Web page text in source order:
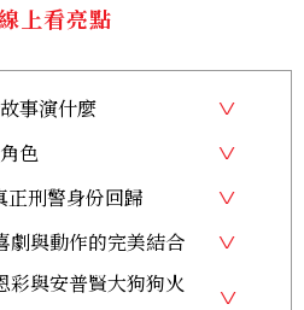
上看亮點
事演什麼
色
正刑警身份回歸
劇與動作的完美結合
彩與安普賢大狗狗火